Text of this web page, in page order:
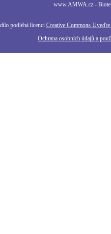
www.AMWA.cz -
podléhá licenci Creative Commons
Ochrana osobních údajů a